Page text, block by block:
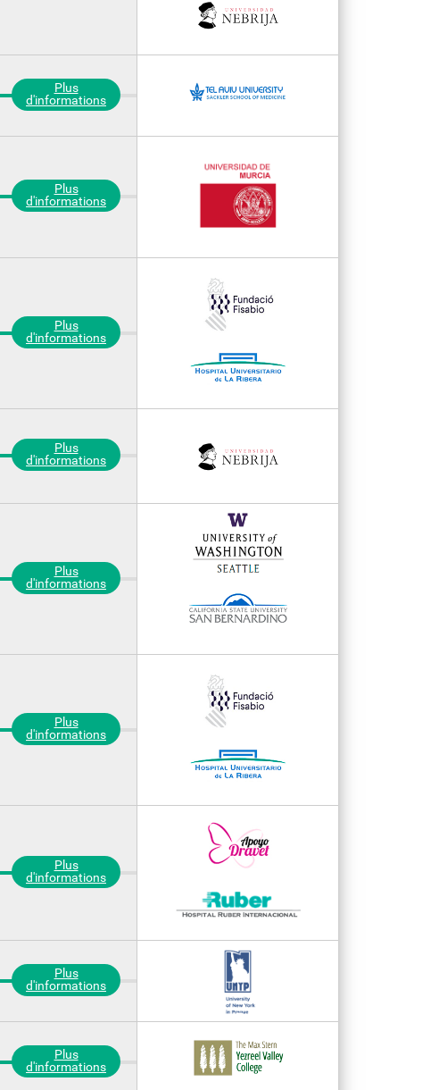
Plus
d'informations
Plus
d'informations
Plus
d'informations
Plus
d'informations
Plus
d'informations
Plus
d'informations
Plus
d'informations
Plus
d'informations
Plus
d'informations